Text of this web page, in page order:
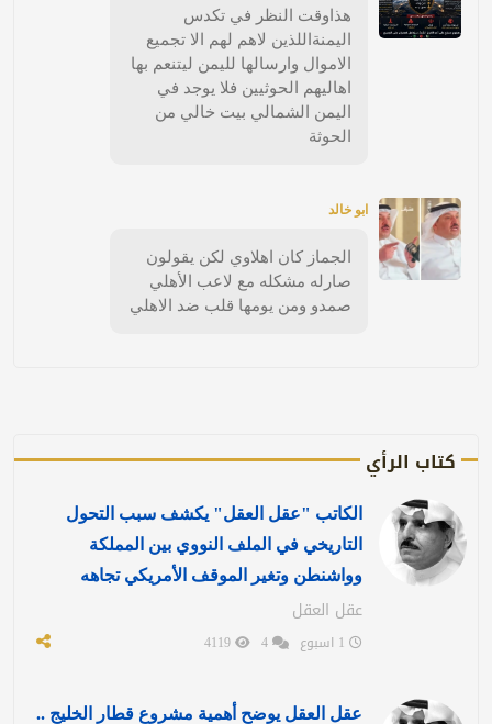
هذاوقت النظر في تكدس
اليمنةاللذين لاهم لهم الا تجميع
الاموال وارسالها لليمن ليتنعم بها
اهاليهم الحوثيين فلا يوجد في
اليمن الشمالي بيت خالي من
الحوثة
ابو خالد
الجماز كان اهلاوي لكن يقولون
صارله مشكله مع لاعب الأهلي
صمدو ومن يومها قلب ضد الاهلي
كتاب الرأي
الكاتب "عقل العقل" يكشف سبب التحول
التاريخي في الملف النووي بين المملكة
وواشنطن وتغير الموقف الأمريكي تجاهه
عقل العقل
عقل العقل يوضح أهمية مشروع قطار الخليج ..